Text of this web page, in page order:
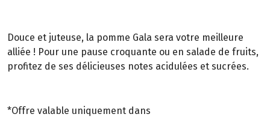
Douce et juteuse, la pomme Gala sera votre meilleure
alliée ! Pour une pause croquante ou en salade de fruits,
profitez de ses délicieuses notes acidulées et sucrées.
*Offre valable uniquement dans